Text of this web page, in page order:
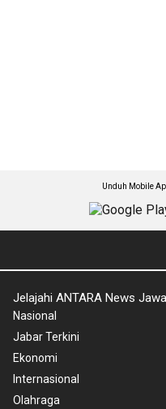
Unduh Mobile
Jelajahi ANTARA News
Nasional
Jabar Terkini
Ekonomi
Internasional
Olahraga